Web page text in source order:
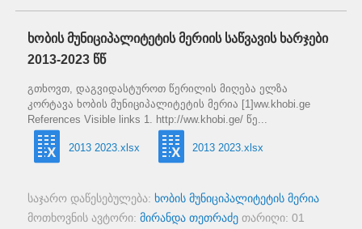
ხობის მუნიციპალიტეტის მერიის საწვავის ხარჯები
2013-2023 წწ
გთხოვთ, დაგვიდასტუროთ წერილის მიღება ელზა
კორტავა ხობის მუნიციპალიტეტის მერია [1]ww.khobi.ge
References Visible links 1. http://ww.khobi.ge/ წე...
2013 2023.xlsx 2013 2023.xlsx
საჯარო დაწესებულება: ხობის მუნიციპალიტეტის მერია
მოთხოვნის ავტორი: მირანდა თეთრაძე თარიღი: 01